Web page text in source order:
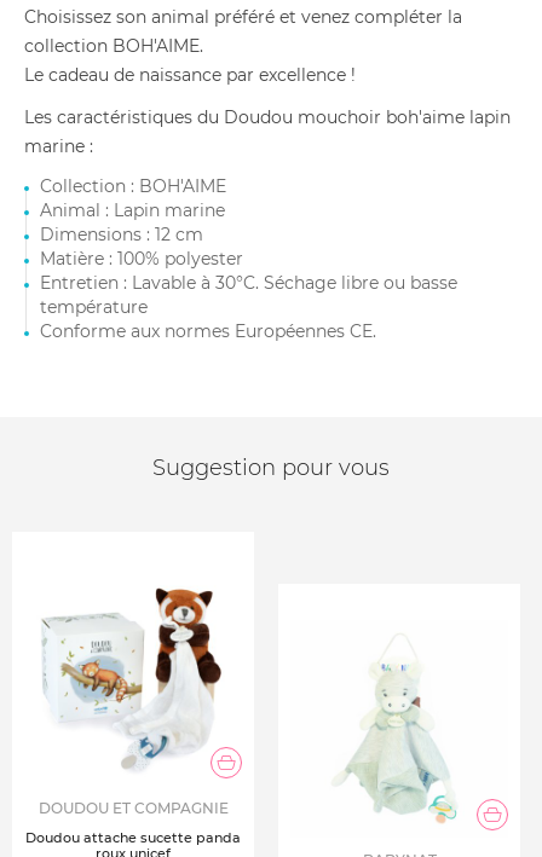
Choisissez son animal préféré et venez compléter la
collection BOH'AIME.
Le cadeau de naissance par excellence !
Les caractéristiques du Doudou mouchoir boh'aime lapin
marine :
Collection : BOH'AIME
Animal : Lapin marine
Dimensions : 12 cm
Matière : 100% polyester
Entretien : Lavable à 30°C. Séchage libre ou basse
température
Conforme aux normes Européennes CE.
Suggestion pour vous
DOUDOU ET COMPAGNIE
Doudou attache sucette panda
roux unicef